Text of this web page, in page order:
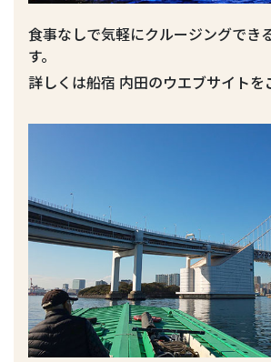
食事なしで気軽にクルージングでき
す。
詳しくは船宿 内田のウエブサイトを